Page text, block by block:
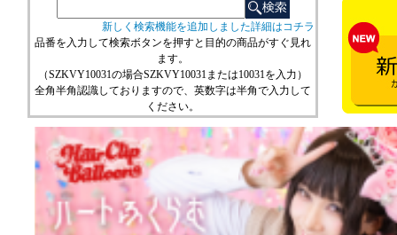
新しく検索機能を追加しました詳細はコチラ
品番を入力して検索ボタンを押すと目的の商品がすぐ見れ
ます。
（SZKVY10031の場合SZKVY10031または10031を入力）
全角半角認識しておりますので、英数字は半角で入力して
ください。